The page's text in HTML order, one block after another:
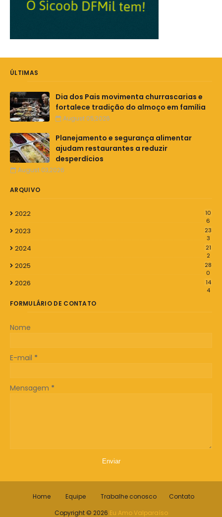
ÚLTIMAS
Dia dos Pais movimenta churrascarias e
fortalece tradição do almoço em família
August 05,2026
Planejamento e segurança alimentar
ajudam restaurantes a reduzir
desperdícios
August 03,2026
ARQUIVO
2022
10
6
2023
23
3
2024
21
2
2025
28
0
2026
14
4
FORMULÁRIO DE CONTATO
Nome
E-mail *
Mensagem *
Home Equipe Trabalhe conosco
Contato
Copyright © 2026 Eu Amo Valparaíso